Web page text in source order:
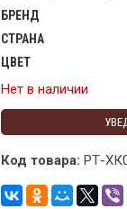
БРЕНД
СТРАНА
ЦВЕТ
Нет в наличии
Код товара: РТ-